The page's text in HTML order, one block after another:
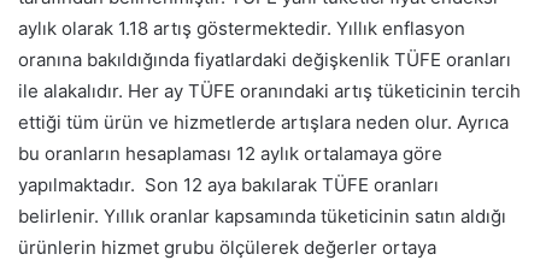
aylık olarak 1.18 artış göstermektedir. Yıllık enflasyon
oranına bakıldığında fiyatlardaki değişkenlik TÜFE oranları
ile alakalıdır. Her ay TÜFE oranındaki artış tüketicinin tercih
ettiği tüm ürün ve hizmetlerde artışlara neden olur. Ayrıca
bu oranların hesaplaması 12 aylık ortalamaya göre
yapılmaktadır. Son 12 aya bakılarak TÜFE oranları
belirlenir. Yıllık oranlar kapsamında tüketicinin satın aldığı
ürünlerin hizmet grubu ölçülerek değerler ortaya